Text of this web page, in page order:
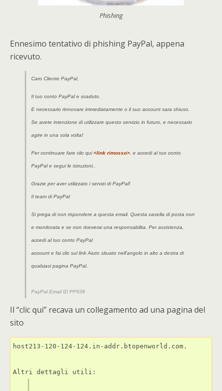
Phishing
Ennesimo tentativo di phishing PayPal, appena
ricevuto.
Caro Cliente PayPal,
Il tuo conto PayPal e scaduto.
E necessario rinnovare immediatamente o il suo account sara chiuso.
Se avete intenzione di utilizzare questo servizio in futuro, e necessario
agire in una sola volta!
Per continuare fare clic qui<link rimosso> , e accedi al tuo conto
PayPal e segui le istruzioni..
Grazie per aver utilizzato i servizi di PayPal!
Il team di PayPal
Si prega di non rispondere a questa email. Questa casella di posta non
e monitorata e se non riceverai una responsabilita. Per assistenza,
accedi al tuo conto PayPal
account e fai clic sul link Aiuto situato nell’angolo in alto a destra di
qualsiasi pagina PayPal.
PayPal Email ID PP936
Il “clic qui” recava un collegamento ad una pagina del
sito
host213-120-124-124.in-addr.btopenworld.com.